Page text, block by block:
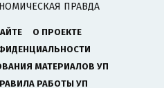
ПРАВДА
О ПРОЕКТЕ
МАТЕРИАЛОВ УП
РАБОТЫ УП